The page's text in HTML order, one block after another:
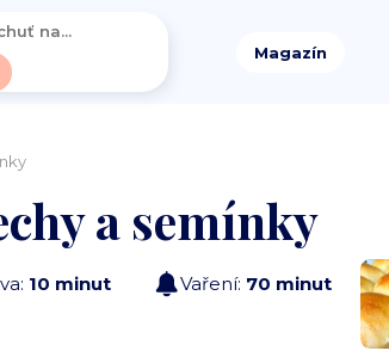
Magazín
a semínky
10 minut Vaření: 70 minut